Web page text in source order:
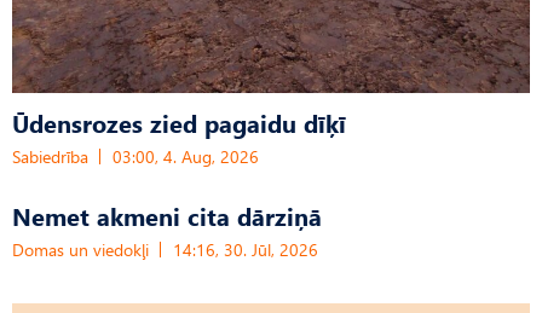
Ūdensrozes zied pagaidu dīķī
Sabiedrība 03:00, 4. Aug, 2026
Nemet akmeni cita dārziņā
Domas un viedokļi 14:16, 30. Jūl, 2026